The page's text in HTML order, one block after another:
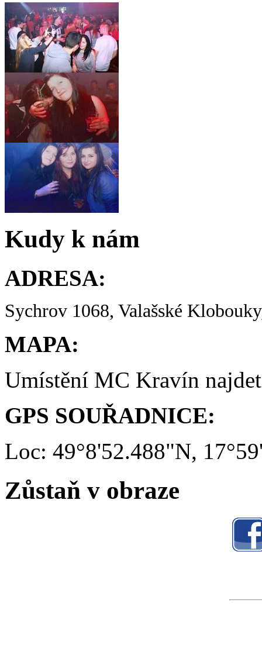
Kudy k nám
ADRESA:
Sychrov 1068, Valašské
MAPA:
Umístění MC Kravín
GPS SOUŘADNICE:
Loc: 49°8'52.488"N,
Zůstaň v obraze